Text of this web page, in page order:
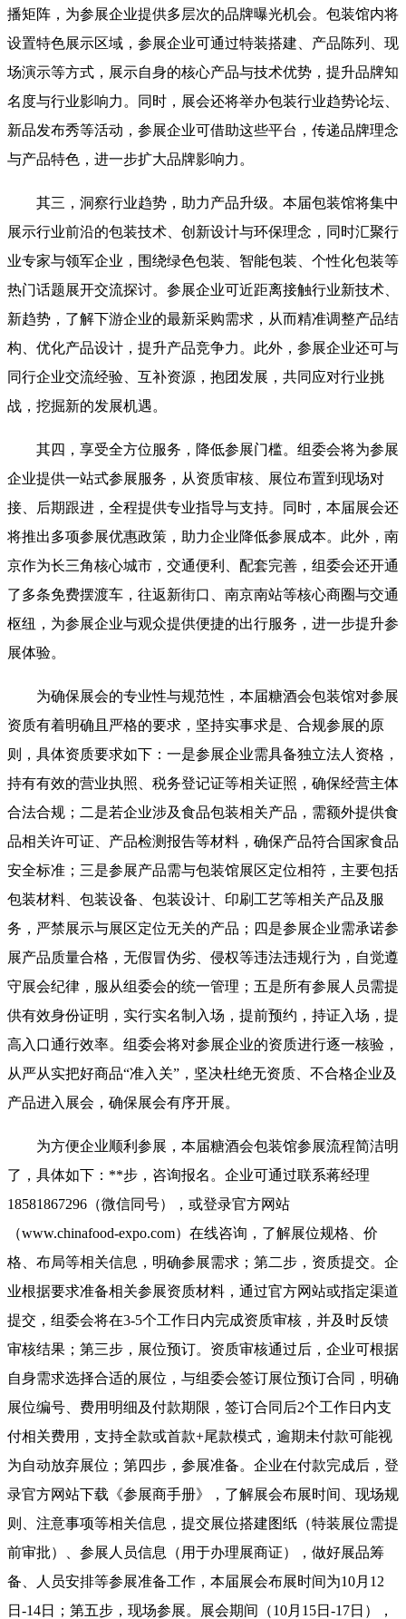
播矩阵，为参展企业提供多层次的品牌曝光机会。包装馆内将
设置特色展示区域，参展企业可通过特装搭建、产品陈列、现
场演示等方式，展示自身的核心产品与技术优势，提升品牌知
名度与行业影响力。同时，展会还将举办包装行业趋势论坛、
新品发布秀等活动，参展企业可借助这些平台，传递品牌理念
与产品特色，进一步扩大品牌影响力。
其三，洞察行业趋势，助力产品升级。本届包装馆将集中
展示行业前沿的包装技术、创新设计与环保理念，同时汇聚行
业专家与领军企业，围绕绿色包装、智能包装、个性化包装等
热门话题展开交流探讨。参展企业可近距离接触行业新技术、
新趋势，了解下游企业的最新采购需求，从而精准调整产品结
构、优化产品设计，提升产品竞争力。此外，参展企业还可与
同行企业交流经验、互补资源，抱团发展，共同应对行业挑
战，挖掘新的发展机遇。
其四，享受全方位服务，降低参展门槛。组委会将为参展
企业提供一站式参展服务，从资质审核、展位布置到现场对
接、后期跟进，全程提供专业指导与支持。同时，本届展会还
将推出多项参展优惠政策，助力企业降低参展成本。此外，南
京作为长三角核心城市，交通便利、配套完善，组委会还开通
了多条免费摆渡车，往返新街口、南京南站等核心商圈与交通
枢纽，为参展企业与观众提供便捷的出行服务，进一步提升参
展体验。
为确保展会的专业性与规范性，本届糖酒会包装馆对参展
资质有着明确且严格的要求，坚持实事求是、合规参展的原
则，具体资质要求如下：一是参展企业需具备独立法人资格，
持有有效的营业执照、税务登记证等相关证照，确保经营主体
合法合规；二是若企业涉及食品包装相关产品，需额外提供食
品相关许可证、产品检测报告等材料，确保产品符合国家食品
安全标准；三是参展产品需与包装馆展区定位相符，主要包括
包装材料、包装设备、包装设计、印刷工艺等相关产品及服
务，严禁展示与展区定位无关的产品；四是参展企业需承诺参
展产品质量合格，无假冒伪劣、侵权等违法违规行为，自觉遵
守展会纪律，服从组委会的统一管理；五是所有参展人员需提
供有效身份证明，实行实名制入场，提前预约，持证入场，提
高入口通行效率。组委会将对参展企业的资质进行逐一核验，
从严从实把好商品“准入关”，坚决杜绝无资质、不合格企业及
产品进入展会，确保展会有序开展。
为方便企业顺利参展，本届糖酒会包装馆参展流程简洁明
了，具体如下：**步，咨询报名。企业可通过联系蒋经理
18581867296（微信同号），或登录官方网站
（www.chinafood-expo.com）在线咨询，了解展位规格、价
格、布局等相关信息，明确参展需求；第二步，资质提交。企
业根据要求准备相关参展资质材料，通过官方网站或指定渠道
提交，组委会将在3-5个工作日内完成资质审核，并及时反馈
审核结果；第三步，展位预订。资质审核通过后，企业可根据
自身需求选择合适的展位，与组委会签订展位预订合同，明确
展位编号、费用明细及付款期限，签订合同后2个工作日内支
付相关费用，支持全款或首款+尾款模式，逾期未付款可能视
为自动放弃展位；第四步，参展准备。企业在付款完成后，登
录官方网站下载《参展商手册》，了解展会布展时间、现场规
则、注意事项等相关信息，提交展位搭建图纸（特装展位需提
前审批）、参展人员信息（用于办理展商证），做好展品筹
备、人员安排等参展准备工作，本届展会布展时间为10月12
日-14日；第五步，现场参展。展会期间（10月15日-17日），